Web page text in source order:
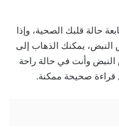
حالة قلبك الصحية، وإذا
يمكنك الذهاب إلى
وأنت في حالة راحة
صحيحة ممكنة.